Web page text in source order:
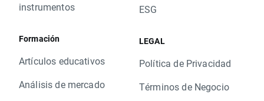
instrumentos
Formación
Artículos educativos
Análisis de mercado
ESG
LEGAL
Política de Privacidad
Términos de Negocio